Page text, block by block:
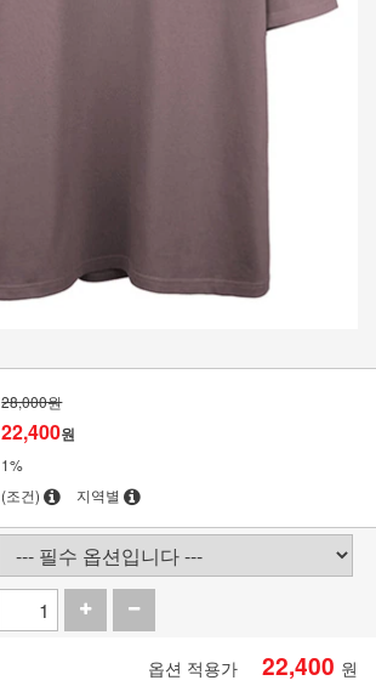
28,000원
22,400원
1%
(조건) 지역별
옵션 적용가 22,400 원